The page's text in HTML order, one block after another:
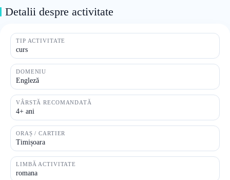
Detalii despre activitate
TIP ACTIVITATE
curs
DOMENIU
Engleză
VÂRSTĂ RECOMANDATĂ
4+ ani
ORAȘ / CARTIER
Timișoara
LIMBĂ ACTIVITATE
romana